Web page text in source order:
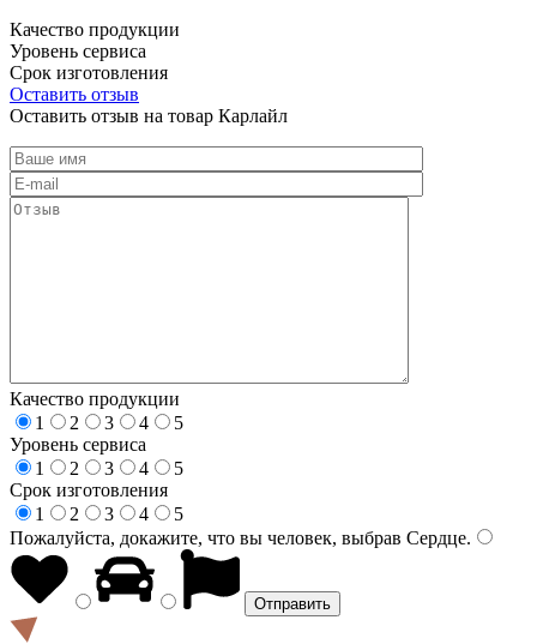
Качество продукции
Уровень сервиса
Срок изготовления
Оставить отзыв
Оставить отзыв на товар Карлайл
Качество продукции
1
2 3 4
5
Уровень сервиса
1
2 3 4
5
Срок изготовления
1
2 3 4
5
Пожалуйста, докажите, что вы человек, выбрав Сердце.